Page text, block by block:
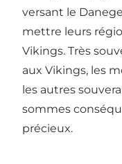
versant le
mettre leurs
Vikings. Très
aux Vikings, les
les autres
sommes
précieux.